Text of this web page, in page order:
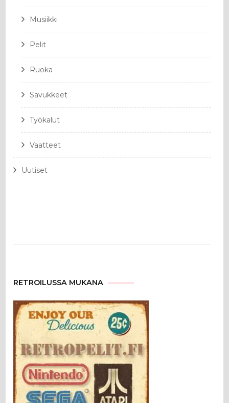
Musiikki
Pelit
Ruoka
Savukkeet
Työkalut
Vaatteet
Uutiset
RETROILUSSA MUKANA